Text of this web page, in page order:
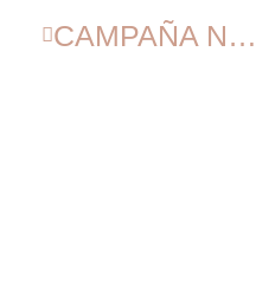
CAMPAÑA NO TIRES LA COMIDA!!